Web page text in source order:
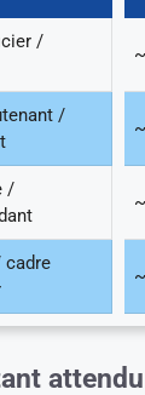
/
/
/
cadre